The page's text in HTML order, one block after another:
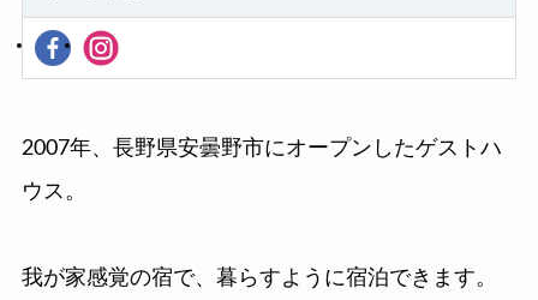
2007年、長野県安曇野市にオープンしたゲストハ
ウス。
我が家感覚の宿で、暮らすように宿泊できます。